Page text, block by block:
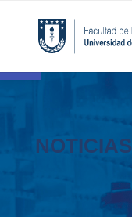
Open toolbar
NOTICIAS